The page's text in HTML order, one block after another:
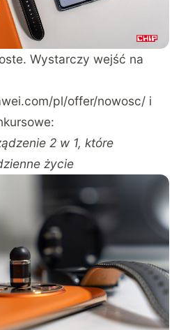
Wystarczy wejść na
pl/offer/nowosc/ i
2 w 1, które
życie